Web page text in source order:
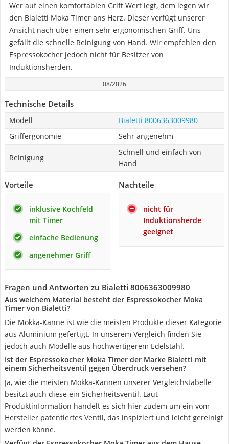
Wer auf einen komfortablen Griff Wert legt, dem legen wir
den Bialetti Moka Timer ans Herz. Dieser verfügt unserer
Ansicht nach über einen sehr ergonomischen Griff. Uns
gefällt die schnelle Reinigung von Hand. Wir empfehlen den
Espressokocher jedoch nicht für Besitzer von
Induktionsherden.
08/2026
Technische Details
Modell
Bialetti 8006363009980
Griffergonomie
Sehr angenehm
Reinigung
Schnell und einfach von
Hand
Vorteile
inklusive Kochfeld
mit Timer
einfache Bedienung
angenehmer Griff
Nachteile
nicht für
Induktionsherde
geeignet
Fragen und Antworten zu Bialetti 8006363009980
Aus welchem Material besteht der Espressokocher Moka
Timer von Bialetti?
Die Mokka-Kanne ist wie die meisten Produkte dieser Kategorie
aus Aluminium gefertigt. In unserem Vergleich finden Sie
jedoch auch Modelle aus hochwertigerem Edelstahl.
Ist der Espressokocher Moka Timer der Marke Bialetti mit
einem Sicherheitsventil gegen Überdruck versehen?
Ja, wie die meisten Mokka-Kannen unserer Vergleichstabelle
besitzt auch diese ein Sicherheitsventil. Laut
Produktinformation handelt es sich hier zudem um ein vom
Hersteller patentiertes Ventil, das inspiziert und leicht gereinigt
werden könne.